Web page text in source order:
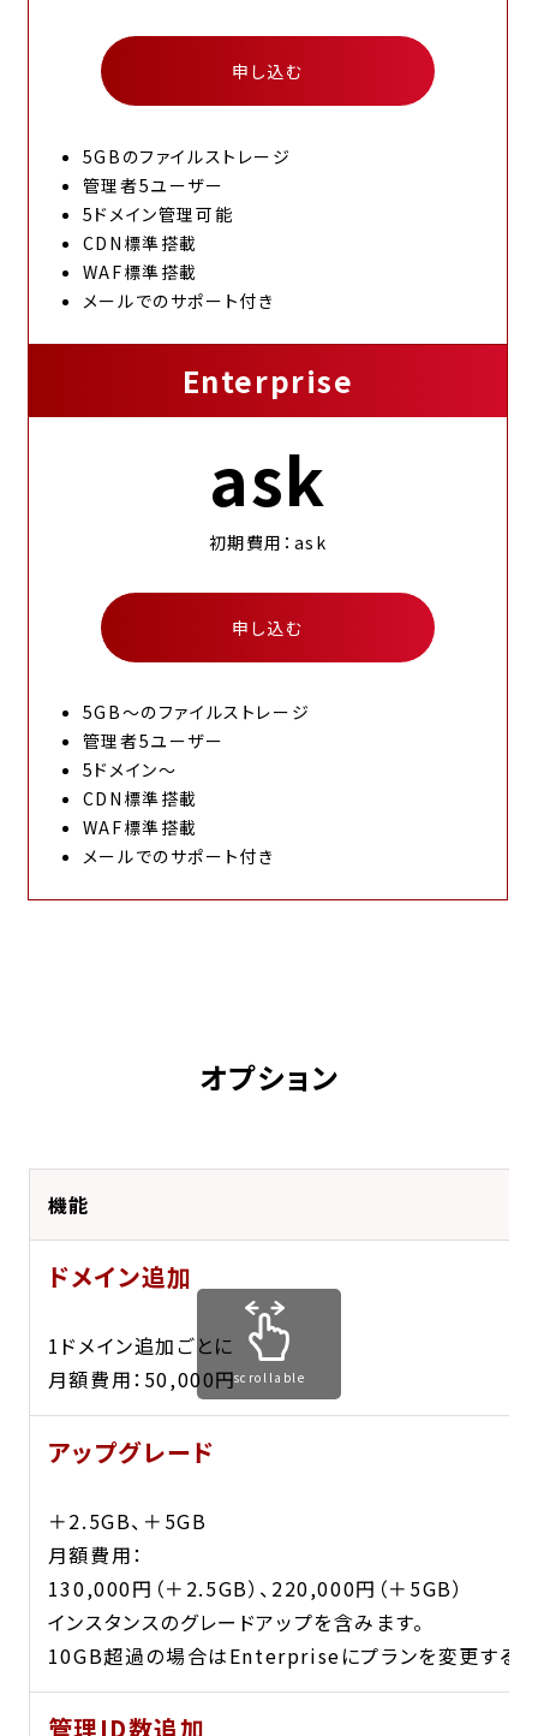
申し込む
5GBのファイルストレージ
管理者5ユーザー
5ドメイン管理可能
CDN標準搭載
WAF標準搭載
メールでのサポート付き
Enterprise
ask
初期費用：ask
申し込む
5GB〜のファイルストレージ
管理者5ユーザー
5ドメイン〜
CDN標準搭載
WAF標準搭載
メールでのサポート付き
オプション
機能
ドメイン追加
1ドメイン追加ごとに
月額費用：50,000円
アップグレード
＋2.5GB、＋5GB
月額費用：
130,000円（＋2.5GB）、220,000円（＋5GB）
インスタンスのグレードアップを含みます。
10GB超過の場合はEnterpriseにプランを変更する必
管理ID数追加
scrollable